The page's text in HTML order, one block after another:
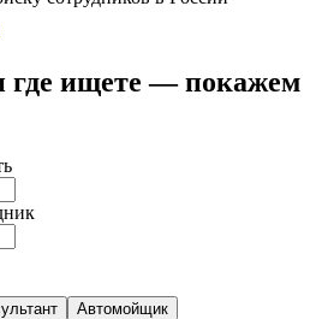
где ищете — покажем
Автомойщик